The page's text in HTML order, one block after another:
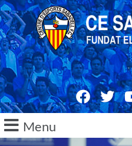
Menu